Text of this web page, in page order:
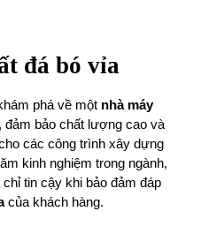
đá bó vỉa
phá về một nhà máy
đảm bảo chất lượng cao và
các công trình xây dựng
kinh nghiệm trong ngành,
tin cậy khi bảo đảm đáp
của khách hàng.